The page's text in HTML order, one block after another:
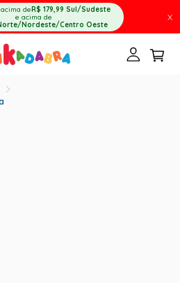
acima deR$ 179,99 Sul/Sudeste
e acima de
Nordeste/Centro Oeste
X